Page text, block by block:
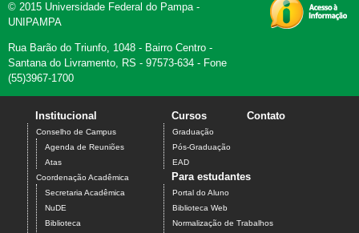
© 2015 Universidade Federal do Pampa -
UNIPAMPA
Rua Barão do Triunfo, 1048 - Bairro Centro -
Santana do Livramento, RS - 97573-634 - Fone
(55)3967-1700
Institucional
Conselho de Campus
Agenda de Reuniões
Atas
Coordenação Acadêmica
Secretaria Acadêmica
NuDE
Biblioteca
Cursos
Graduação
Pós-Graduação
EAD
Contato
Para estudantes
Portal do Aluno
Biblioteca Web
Normalização de Trabalhos